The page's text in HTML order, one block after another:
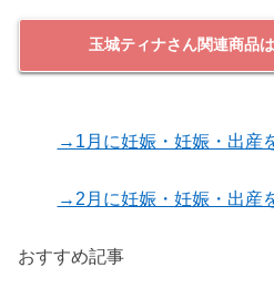
玉城ティナさん関連商品
→1月に妊娠・妊娠・出産
→2月に妊娠・妊娠・出産
おすすめ記事